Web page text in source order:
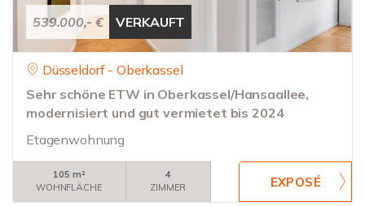
539.000,- € VERKAUFT
Düsseldorf - Oberkassel
Sehr schöne ETW in Oberkassel/Hansaallee,
modernisiert und gut vermietet bis 2024
Etagenwohnung
105 m²
WOHNFLÄCHE
4
ZIMMER